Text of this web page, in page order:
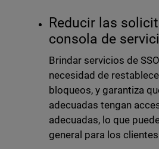
Reducir las
consola de
Brindar servicios de
necesidad de
bloqueos, y garantiza
adecuadas tengan
adecuadas, lo que
general para los